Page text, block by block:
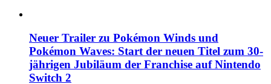
Neuer Trailer zu Pokémon Winds und
Pokémon Waves: Start der neuen Titel zum 30-
jährigen Jubiläum der Franchise auf Nintendo
Switch 2